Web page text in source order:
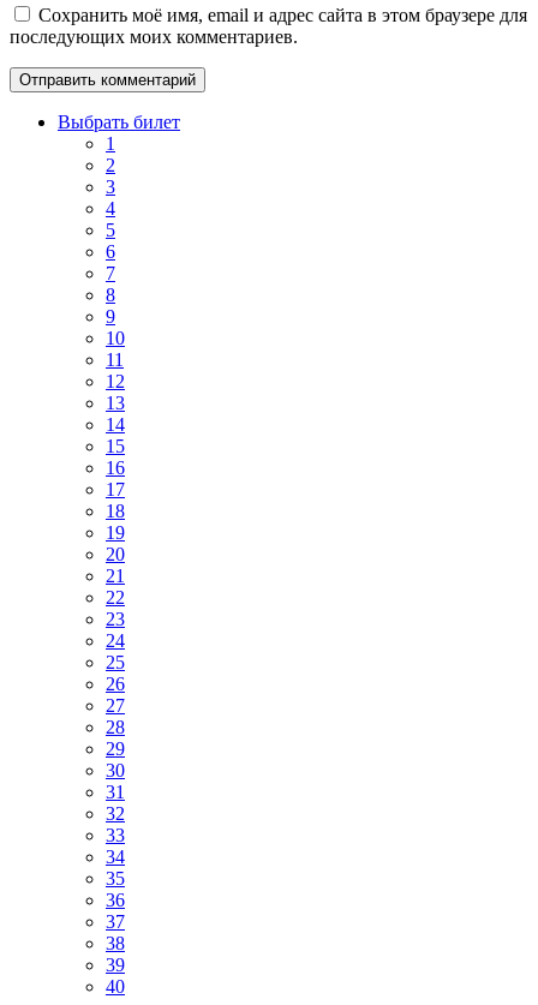
Сохранить моё имя, email и адрес сайта в этом браузере для
последующих моих комментариев.
Выбрать билет
1
2
3
4
5
6
7
8
9
10
11
12
13
14
15
16
17
18
19
20
21
22
23
24
25
26
27
28
29
30
31
32
33
34
35
36
37
38
39
40